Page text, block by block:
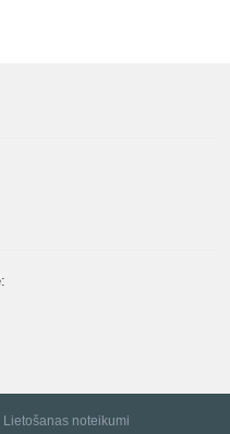
Lietošanas noteikumi